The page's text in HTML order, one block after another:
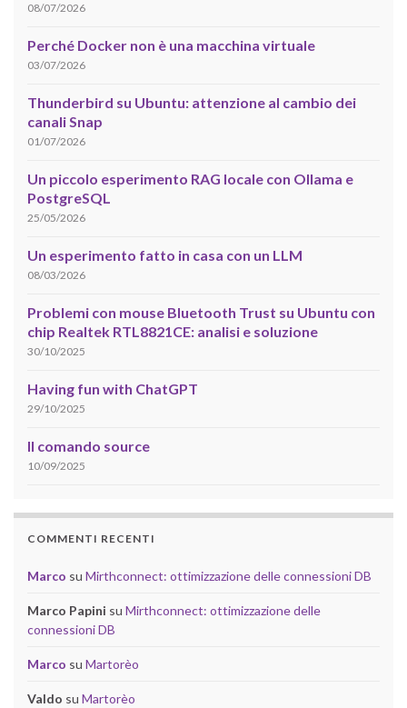
08/07/2026
Perché Docker non è una macchina virtuale
03/07/2026
Thunderbird su Ubuntu: attenzione al cambio dei
canali Snap
01/07/2026
Un piccolo esperimento RAG locale con Ollama e
PostgreSQL
25/05/2026
Un esperimento fatto in casa con un LLM
08/03/2026
Problemi con mouse Bluetooth Trust su Ubuntu con
chip Realtek RTL8821CE: analisi e soluzione
30/10/2025
Having fun with ChatGPT
29/10/2025
Il comando source
10/09/2025
COMMENTI RECENTI
Marco su Mirthconnect: ottimizzazione delle connessioni DB
Marco Papini su Mirthconnect: ottimizzazione delle
connessioni DB
Marco su Martorèo
Valdo su Martorèo